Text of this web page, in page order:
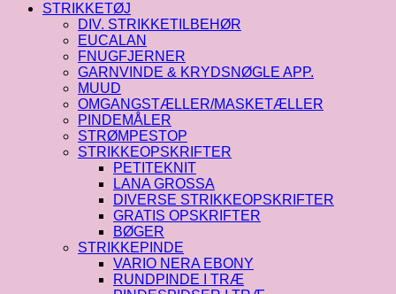
STRIKKETØJ
DIV. STRIKKETILBEHØR
EUCALAN
FNUGFJERNER
GARNVINDE & KRYDSNØGLE APP.
MUUD
OMGANGSTÆLLER/MASKETÆLLER
PINDEMÅLER
STRØMPESTOP
STRIKKEOPSKRIFTER
PETITEKNIT
LANA GROSSA
DIVERSE STRIKKEOPSKRIFTER
GRATIS OPSKRIFTER
BØGER
STRIKKEPINDE
VARIO NERA EBONY
RUNDPINDE I TRÆ